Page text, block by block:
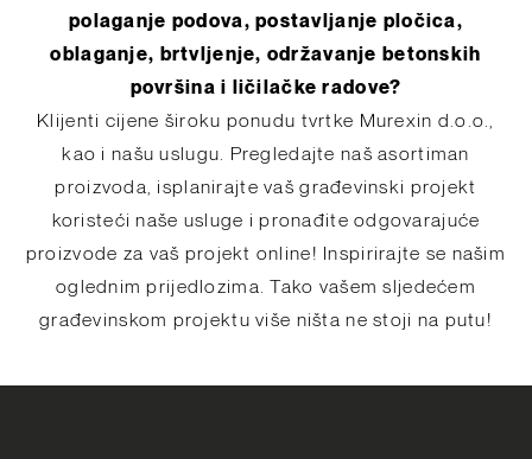
polaganje podova, postavljanje pločica,
oblaganje, brtvljenje, održavanje betonskih
površina i ličilačke radove?
Klijenti cijene široku ponudu tvrtke Murexin d.o.o.,
kao i našu uslugu. Pregledajte naš asortiman
proizvoda, isplanirajte vaš građevinski projekt
koristeći naše usluge i pronađite odgovarajuće
proizvode za vaš projekt online! Inspirirajte se našim
oglednim prijedlozima. Tako vašem sljedećem
građevinskom projektu više ništa ne stoji na putu!